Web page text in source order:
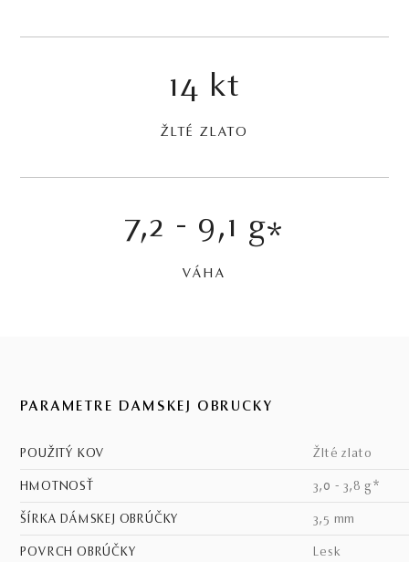
14 kt
ŽLTÉ ZLATO
7,2 - 9,1 g*
VÁHA
PARAMETRE DÁMSKEJ OBRÚČKY
POUŽITÝ KOV žlté zlato
HMOTNOSŤ 3,0 - 3,8 g*
ŠÍRKA DÁMSKEJ OBRÚČKY 3,5 mm
POVRCH OBRÚČKY lesk